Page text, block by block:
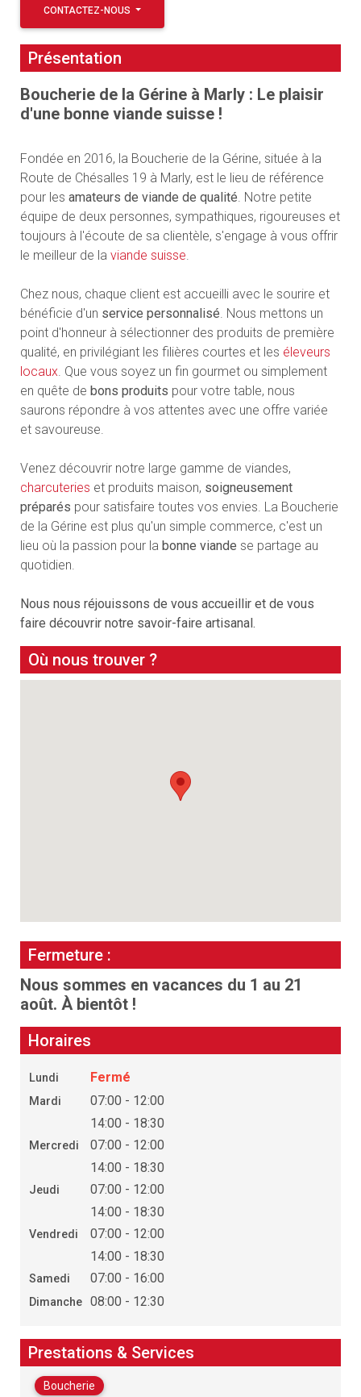
CONTACTEZ-NOUS
Présentation
Boucherie de la Gérine à Marly : Le plaisir
d'une bonne viande suisse !
Fondée en 2016, la Boucherie de la Gérine, située à la
Route de Chésalles 19 à Marly, est le lieu de référence
pour les amateurs de viande de qualité . Notre petite
équipe de deux personnes, sympathiques, rigoureuses et
toujours à l'écoute de sa clientèle, s'engage à vous offrir
le meilleur de la viande suisse
Chez nous, chaque client est accueilli avec le sourire et
bénéficie d'un service personnalisé . Nous mettons un
point d'honneur à sélectionner des produits de première
qualité, en privilégiant les filières courtes et les éleveurs
locaux . Que vous soyez un fin gourmet ou simplement
en quête de bons produits pour votre table, nous
saurons répondre à vos attentes avec une offre variée
et savoureuse.
Venez découvrir notre large gamme de viandes,
charcuteries et produits maison, soigneusement
préparés pour satisfaire toutes vos envies. La Boucherie
de la Gérine est plus qu'un simple commerce, c'est un
lieu où la passion pour la bonne viande se partage au
quotidien.
Nous nous réjouissons de vous accueillir et de vous
faire découvrir notre savoir-faire artisanal.
Où nous trouver ?
Fermeture :
Nous sommes en vacances du 1 au 21
août. À bientôt !
Horaires
Lundi Fermé
Mardi
07:00 - 12:00
14:00 - 18:30
Mercredi
07:00 - 12:00
14:00 - 18:30
Jeudi
07:00 - 12:00
14:00 - 18:30
Vendredi
07:00 - 12:00
14:00 - 18:30
Samedi 07:00 - 16:00
Dimanche 08:00 - 12:30
Prestations & Services
Boucherie